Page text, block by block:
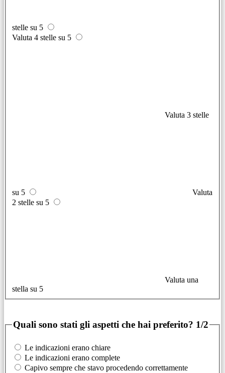
stelle su 5
Valuta 4 stelle su 5
Valuta 3 stelle
su 5
Valuta
2 stelle su 5
Valuta una
stella su 5
Quali sono stati gli aspetti che hai preferito? 1/2
Le indicazioni erano chiare
Le indicazioni erano complete
Capivo sempre che stavo procedendo correttamente